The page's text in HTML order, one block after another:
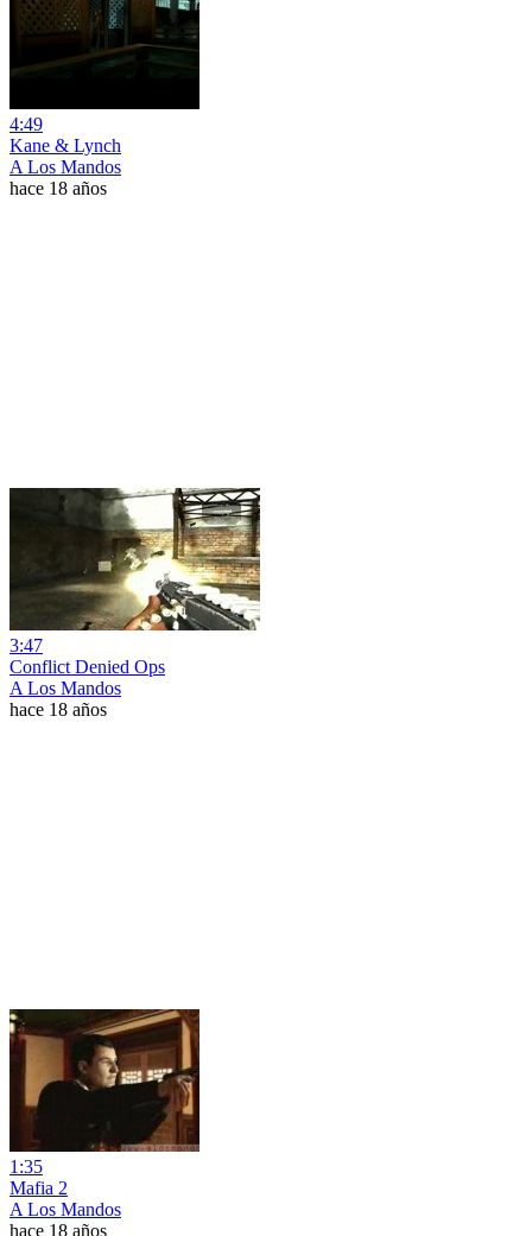
4:49
Kane & Lynch
A Los Mandos
hace 18 años
3:47
Conflict Denied Ops
A Los Mandos
hace 18 años
1:35
Mafia 2
A Los Mandos
hace 18 años